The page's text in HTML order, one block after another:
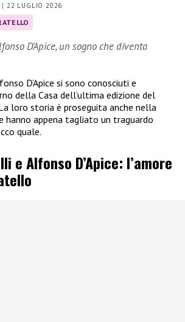
| 22 LUGLIO 2026
D’Apice, un sogno che diventa
D’Apice si sono conosciuti e
della Casa dell’ultima edizione del
loro storia è proseguita anche nella
hanno appena tagliato un traguardo
quale.
e Alfonso D’Apice: l’amore